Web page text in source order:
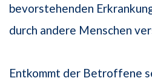
bevorstehenden
durch andere Menschen
Entkommt der Betroffene